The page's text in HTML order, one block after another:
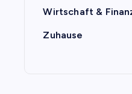
Wirtschaft &
Zuhause